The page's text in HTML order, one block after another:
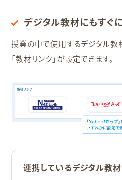
デジタル教材にもすぐ
授業の中で使用するデジタル教
「教材リンク」が設定できます。
連携しているデジタル教材